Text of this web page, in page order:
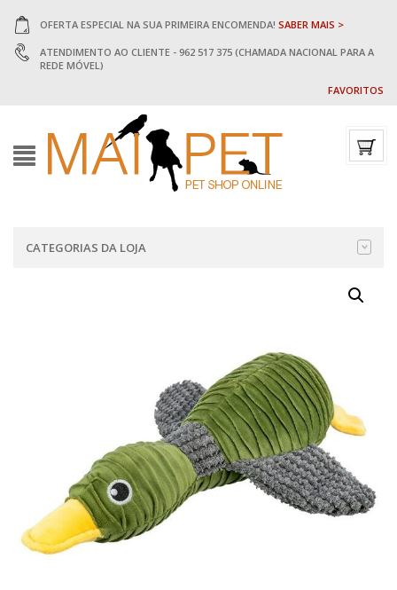
OFERTA ESPECIAL NA SUA PRIMEIRA ENCOMENDA! SABER MAIS >
ATENDIMENTO AO CLIENTE - 962 517 375 (CHAMADA NACIONAL PARA A
REDE MÓVEL)
FAVORITOS
CATEGORIAS DA LOJA